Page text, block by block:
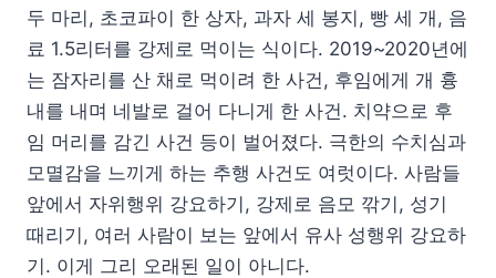
두 마리, 초코파이 한 상자, 과자 세 봉지, 빵 세 개, 음
료 1.5리터를 강제로 먹이는 식이다. 2019~2020년에
는 잠자리를 산 채로 먹이려 한 사건, 후임에게 개 흉
내를 내며 네발로 걸어 다니게 한 사건. 치약으로 후
임 머리를 감긴 사건 등이 벌어졌다. 극한의 수치심과
모멸감을 느끼게 하는 추행 사건도 여럿이다. 사람들
앞에서 자위행위 강요하기, 강제로 음모 깎기, 성기
때리기, 여러 사람이 보는 앞에서 유사 성행위 강요하
기. 이게 그리 오래된 일이 아니다.